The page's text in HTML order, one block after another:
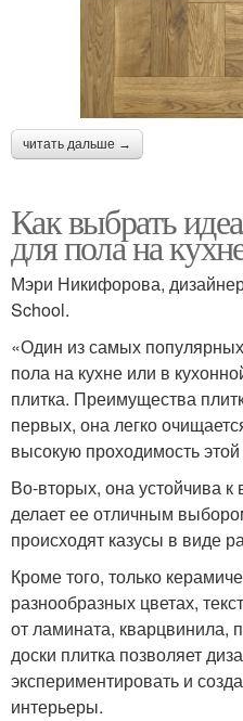
читать дальше →
Как выбрать
для пола на
Мэри Никифорова,
School.
«Один из самых
пола на кухне или в
плитка. Преимущества
первых, она легко
высокую проходимость
Во-вторых, она устойчива
делает ее отличным
происходят казусы в виде
Кроме того, только
разнообразных цветах,
от ламината, кварцвинила,
доски плитка позволяет
экспериментировать и
интерьеры.